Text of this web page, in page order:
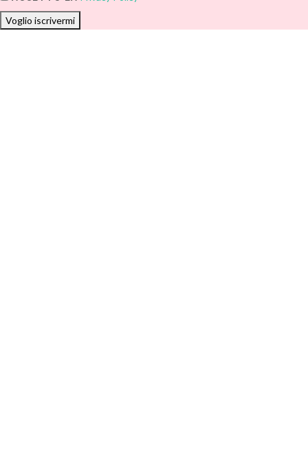
Voglio iscrivermi